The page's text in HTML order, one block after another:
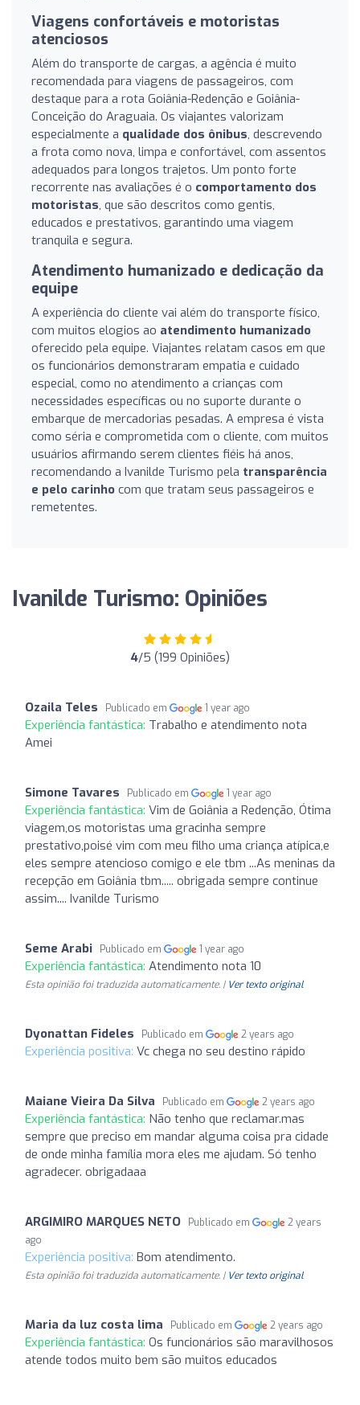
Viagens confortáveis e motoristas
atenciosos
Além do transporte de cargas, a agência é muito
recomendada para viagens de passageiros, com
destaque para a rota Goiânia-Redenção e Goiânia-
Conceição do Araguaia. Os viajantes valorizam
especialmente a qualidade dos ônibus, descrevendo
a frota como nova, limpa e confortável, com assentos
adequados para longos trajetos. Um ponto forte
recorrente nas avaliações é o comportamento dos
motoristas, que são descritos como gentis,
educados e prestativos, garantindo uma viagem
tranquila e segura.
Atendimento humanizado e dedicação da
equipe
A experiência do cliente vai além do transporte físico,
com muitos elogios ao atendimento humanizado
oferecido pela equipe. Viajantes relatam casos em que
os funcionários demonstraram empatia e cuidado
especial, como no atendimento a crianças com
necessidades específicas ou no suporte durante o
embarque de mercadorias pesadas. A empresa é vista
como séria e comprometida com o cliente, com muitos
usuários afirmando serem clientes fiéis há anos,
recomendando a Ivanilde Turismo pela transparência
e pelo carinho com que tratam seus passageiros e
remetentes.
Ivanilde Turismo: Opiniões
4/5 (199 Opiniões)
Ozaila Teles Publicado em 1 year ago
Experiência fantástica: Trabalho e atendimento nota
Amei
Simone Tavares Publicado em 1 year ago
Experiência fantástica: Vim de Goiânia a Redenção, Ótima
viagem,os motoristas uma gracinha sempre
prestativo,poisé vim com meu filho uma criança atípica,e
eles sempre atencioso comigo e ele tbm ...As meninas da
recepção em Goiânia tbm..... obrigada sempre continue
assim.... Ivanilde Turismo
Seme Arabi Publicado em 1 year ago
Experiência fantástica: Atendimento nota 10
Esta opinião foi traduzida automaticamente. | Ver texto original
Dyonattan Fideles Publicado em 2 years ago
Experiência positiva: Vc chega no seu destino rápido
Maiane Vieira Da Silva Publicado em 2 years ago
Experiência fantástica: Não tenho que reclamar.mas
sempre que preciso em mandar alguma coisa pra cidade
de onde minha família mora eles me ajudam. Só tenho
agradecer. obrigadaaa
ARGIMIRO MARQUES NETO Publicado em
2 years
ago
Experiência positiva: Bom atendimento.
Esta opinião foi traduzida automaticamente. | Ver texto original
Maria da luz costa lima Publicado em 2 years ago
Experiência fantástica: Os funcionários são maravilhosos
atende todos muito bem são muitos educados